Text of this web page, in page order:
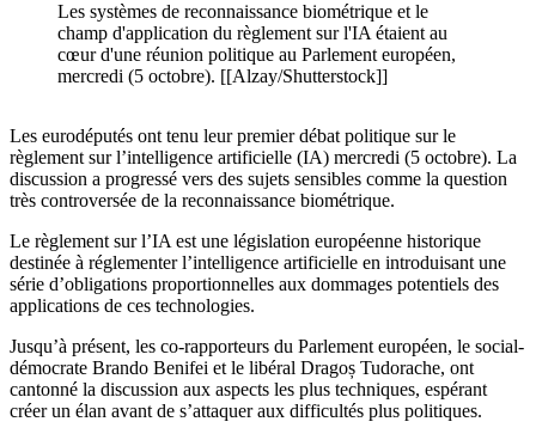
Les systèmes de reconnaissance biométrique et le
champ d'application du règlement sur l'IA étaient au
cœur d'une réunion politique au Parlement européen,
mercredi (5 octobre). [[Alzay/Shutterstock]]
Les eurodéputés ont tenu leur premier débat politique sur le
règlement sur l’intelligence artificielle (IA) mercredi (5 octobre). La
discussion a progressé vers des sujets sensibles comme la question
très controversée de la reconnaissance biométrique.
Le règlement sur l’IA est une législation européenne historique
destinée à réglementer l’intelligence artificielle en introduisant une
série d’obligations proportionnelles aux dommages potentiels des
applications de ces technologies.
Jusqu’à présent, les co-rapporteurs du Parlement européen, le social-
démocrate Brando Benifei et le libéral Dragoș Tudorache, ont
cantonné la discussion aux aspects les plus techniques, espérant
créer un élan avant de s’attaquer aux difficultés plus politiques.